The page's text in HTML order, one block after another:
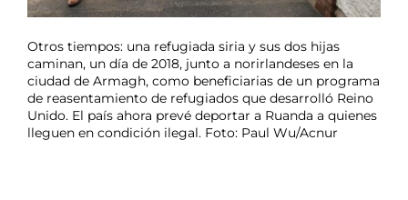
Otros tiempos: una refugiada siria y sus dos hijas
caminan, un día de 2018, junto a norirlandeses en la
ciudad de Armagh, como beneficiarias de un programa
de reasentamiento de refugiados que desarrolló Reino
Unido. El país ahora prevé deportar a Ruanda a quienes
lleguen en condición ilegal. Foto: Paul Wu/Acnur